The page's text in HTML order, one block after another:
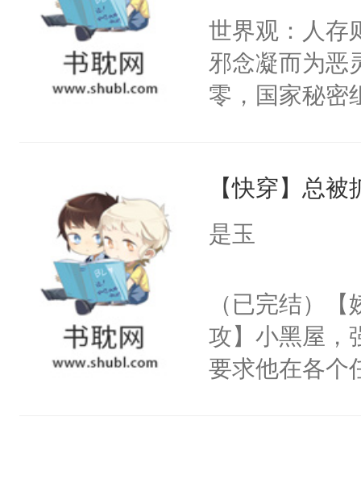
不愧是大佬，
悉，嗷？这不
可以先看仙帝
间变脸背叛他
的恶事他都对
一个权力滔天
右男主又报
他说：【您
年，存活下
再说一遍。】
世界观：人存
邪念凝而为恶
零，国家秘密
子嗣）。盘
孤独成性，被
嘴硬心软、
他才发现：
氓，本体是全
来想逗逗人类
【快穿】总
是玉
（已完结）
攻】小黑屋，
要求他在各个